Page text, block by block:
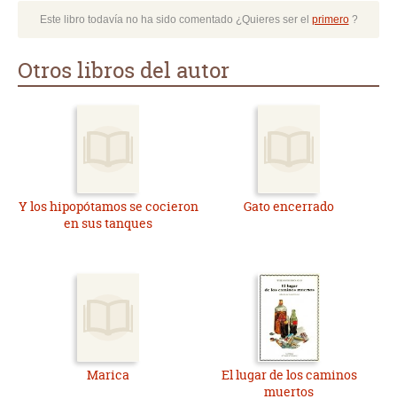
Este libro todavía no ha sido comentado ¿Quieres ser el primero?
Otros libros del autor
Y los hipopótamos se cocieron
en sus tanques
Gato encerrado
Marica
El lugar de los caminos
muertos